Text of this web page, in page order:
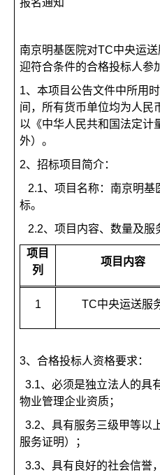
报名通知
南京明基医院对TC中央运
迎符合条件的合格投标人参
1、本项目公告文件中所用
间，所有货币单位均为人民
以《中华人民共和国法定计
外）。
2、招标项目简介：
2.1、项目名称：南京明基
标。
2.2、项目内容、数量及服
项目
列
项目内容
1 TC中央运送服
3、 合格投标人资格要求：
3.1、必须是独立法人的具
物业管理企业资质；
3.2、具有服务三级甲等以
服务证明）；
3.3、具有良好的社会信誉